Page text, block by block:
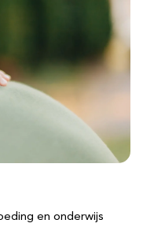
en onderwijs